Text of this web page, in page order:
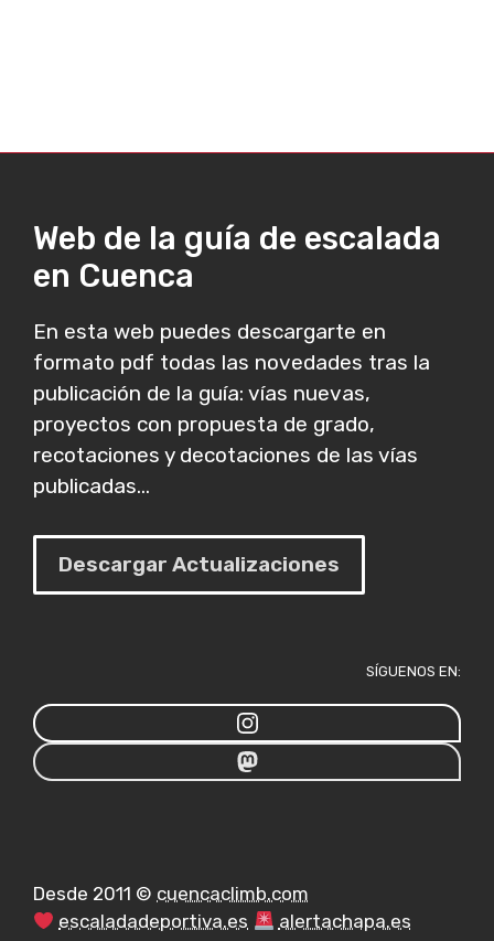
Web de la guía de escalada
en Cuenca
En esta web puedes descargarte en
formato pdf todas las novedades tras la
publicación de la guía: vías nuevas,
proyectos con propuesta de grado,
recotaciones y decotaciones de las vías
publicadas...
Descargar Actualizaciones
SÍGUENOS EN:
Desde 2011 © cuencaclimb.com
escaladadeportiva.es
alertachapa.es